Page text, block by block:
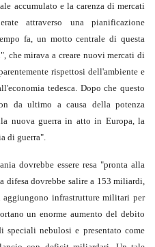
accumulato e la carenza di mercati
attraverso una pianificazione
fa, un motto centrale di questa
che mirava a creare nuovi mercati di
rispettosi dell'ambiente e
tedesca. Dopo che questo
da ultimo a causa della potenza
nuova guerra in atto in Europa, la
di guerra".
dovrebbe essere resa "pronta alla
dovrebbe salire a 153 miliardi,
infrastrutture militari per
un enorme aumento del debito
nebulosi e presentato come